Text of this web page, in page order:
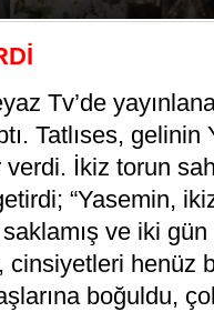
Tv’de
Tatlıses,
İkiz torun
“Yasemin,
ve iki
cinsiyetleri henüz
boğuldu,